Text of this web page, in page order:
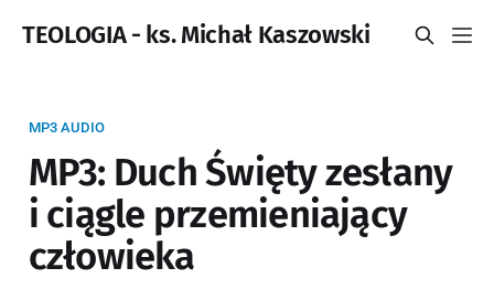
TEOLOGIA - ks. Michał Kaszowski
MP3 AUDIO
MP3: Duch Święty zesłany
i ciągle przemieniający
człowieka